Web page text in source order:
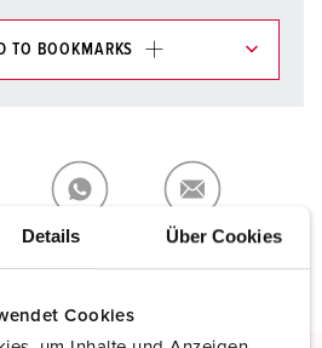
Details Über Cookies
Cookies
TO BOOKMARKS
ADD